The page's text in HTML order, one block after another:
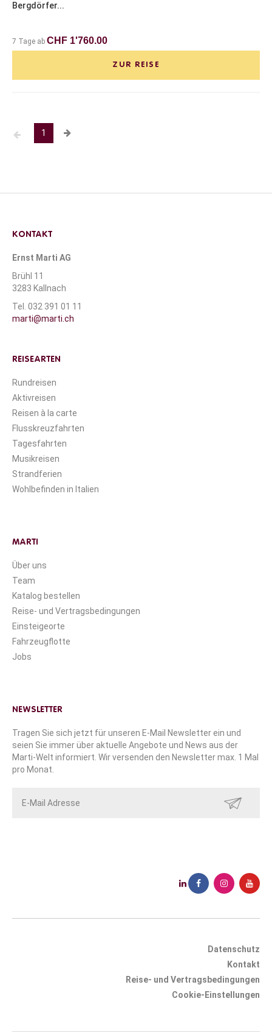
Bergdörfer...
7 Tage ab CHF 1'760.00
ZUR REISE
1
KONTAKT
Ernst Marti AG
Brühl 11
3283 Kallnach
Tel. 032 391 01 11
marti@marti.ch
REISEARTEN
Rundreisen
Aktivreisen
Reisen à la carte
Flusskreuzfahrten
Tagesfahrten
Musikreisen
Strandferien
Wohlbefinden in Italien
MARTI
Über uns
Team
Katalog bestellen
Reise- und Vertragsbedingungen
Einsteigeorte
Fahrzeugflotte
Jobs
NEWSLETTER
Tragen Sie sich jetzt für unseren E-Mail Newsletter ein und
seien Sie immer über aktuelle Angebote und News aus der
Marti-Welt informiert. Wir versenden den Newsletter max. 1 Mal
pro Monat.
SENDEN
Datenschutz
Kontakt
Reise- und Vertragsbedingungen
Cookie-Einstellungen